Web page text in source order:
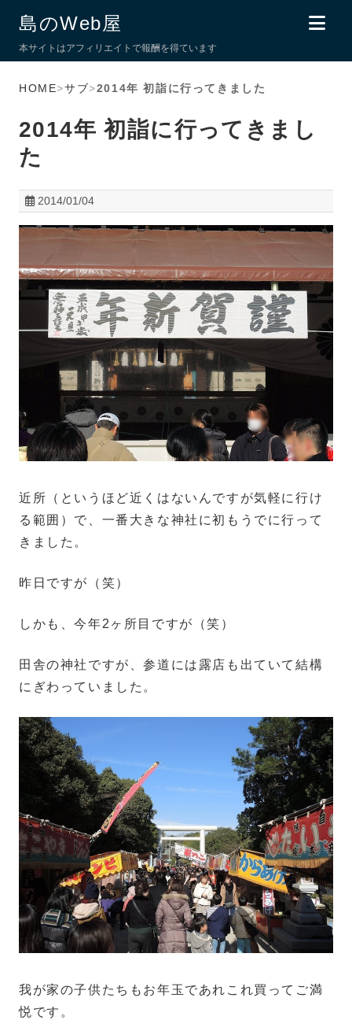
島のWeb屋
本サイトはアフィリエイトで報酬を得ています
HOME>サブ>2014年 初詣に行ってきました
2014年 初詣に行ってきまし
た
2014/01/04
近所（というほど近くはないんですが気軽に行け
る範囲）で、一番大きな神社に初もうでに行って
きました。
昨日ですが（笑）
しかも、今年2ヶ所目ですが（笑）
田舎の神社ですが、参道には露店も出ていて結構
にぎわっていました。
我が家の子供たちもお年玉であれこれ買ってご満
悦です。